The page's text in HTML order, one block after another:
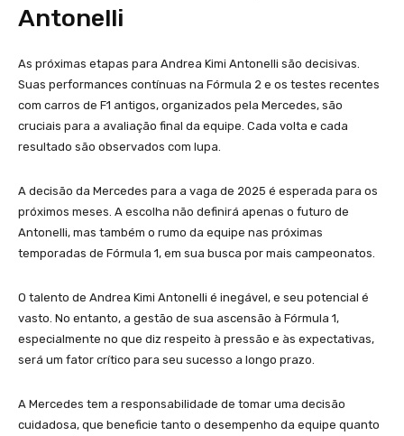
Antonelli
As próximas etapas para Andrea Kimi Antonelli são decisivas.
Suas performances contínuas na Fórmula 2 e os testes recentes
com carros de F1 antigos, organizados pela Mercedes, são
cruciais para a avaliação final da equipe. Cada volta e cada
resultado são observados com lupa.
A decisão da Mercedes para a vaga de 2025 é esperada para os
próximos meses. A escolha não definirá apenas o futuro de
Antonelli, mas também o rumo da equipe nas próximas
temporadas de Fórmula 1, em sua busca por mais campeonatos.
O talento de Andrea Kimi Antonelli é inegável, e seu potencial é
vasto. No entanto, a gestão de sua ascensão à Fórmula 1,
especialmente no que diz respeito à pressão e às expectativas,
será um fator crítico para seu sucesso a longo prazo.
A Mercedes tem a responsabilidade de tomar uma decisão
cuidadosa, que beneficie tanto o desempenho da equipe quanto